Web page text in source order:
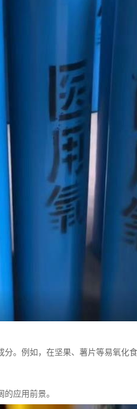
。例如，在坚果、薯片等易氧化
应用前景。